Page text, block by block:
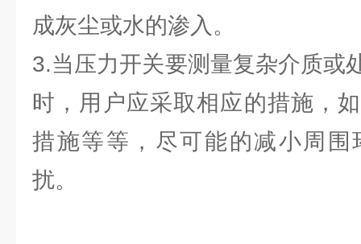
成灰尘或水的渗入。
3.当压力开关要测量复杂介质或
时，用户应采取相应的措施，
措施等等，尽可能的减小周围
扰。